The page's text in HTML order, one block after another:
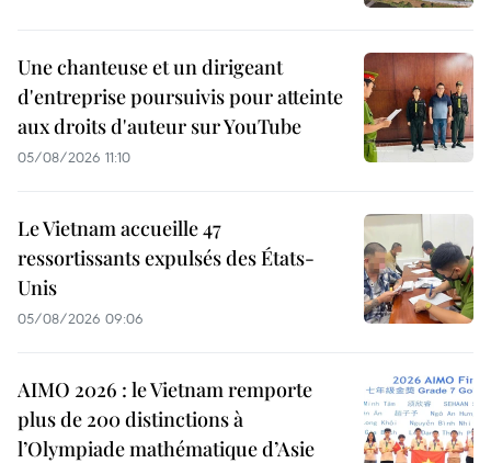
Une chanteuse et un dirigeant
d'entreprise poursuivis pour atteinte
aux droits d'auteur sur YouTube
05/08/2026 11:10
Le Vietnam accueille 47
ressortissants expulsés des États-
Unis
05/08/2026 09:06
AIMO 2026 : le Vietnam remporte
plus de 200 distinctions à
l’Olympiade mathématique d’Asie